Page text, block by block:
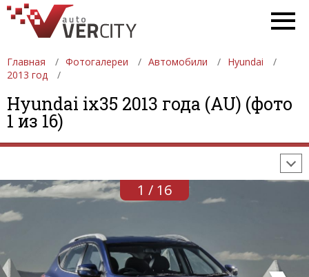
Главная Фотогалереи Автомобили
Hyundai
2013 год
Hyundai ix35 2013 года (AU) (фото
1 из 16)
ФОТОГАЛЕРЕИ АВТОМОБИЛИ
ДЕВУШКИ
АВТОСАЛОНЫ
1 / 16